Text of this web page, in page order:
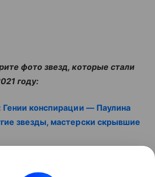
фото звезд, которые стали
году:
Гении конспирации — Паулина
звезды, мастерски скрывшие